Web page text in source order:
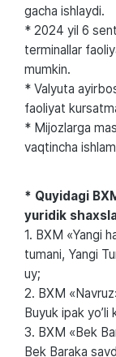
gacha ishlaydi.
* 2024 yil 6
terminallar
mumkin.
* Valyuta
faoliyat
* Mijozlarga
vaqtincha
* Quyidagi
yuridik
1. BXM «Yangi
tumani, Yangi
uy;
2. BXM
Buyuk ipak yoʼli
3. BXM «Bek
Bek Baraka